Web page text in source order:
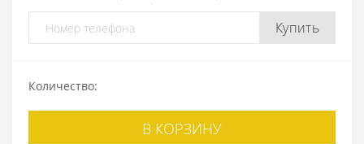
Купить
Количество:
В КОРЗИНУ